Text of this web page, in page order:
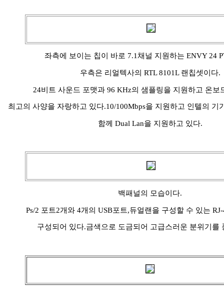
좌측에 보이는 칩이 바로 7.1채널 지원하는 ENVY 24
우측은 리얼텍사의 RTL 8101L 랜칩셋이다.
24비트 사운드 포맷과 96 KHz의 샘플링을 지원하고 온보
최고의 사양을 자랑하고 있다.10/100Mbps을 지원하고 인텔의 기
함께 Dual Lan을 지원하고 있다.
백패널의 모습이다.
Ps/2 포트2개와 4개의 USB포트,듀얼랜을 구성할 수 있는
구성되어 있다.금색으로 도금되어 고급스러운 분위기를